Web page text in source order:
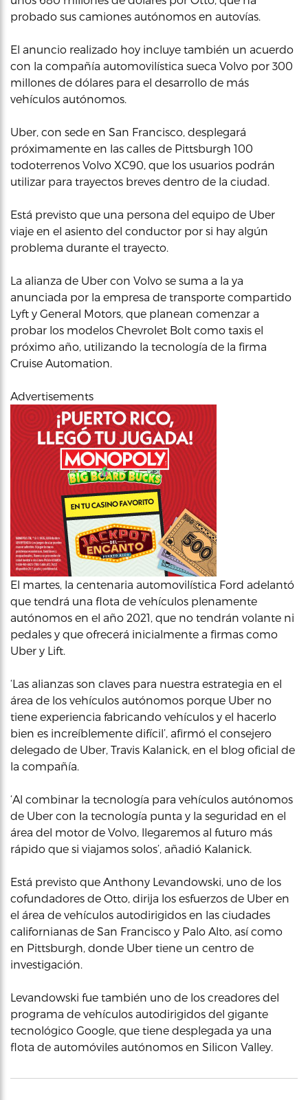
probado sus camiones autónomos en autovías.
El anuncio realizado hoy incluye también un acuerdo
con la compañía automovilística sueca Volvo por 300
millones de dólares para el desarrollo de más
vehículos autónomos.
Uber, con sede en San Francisco, desplegará
próximamente en las calles de Pittsburgh 100
todoterrenos Volvo XC90, que los usuarios podrán
utilizar para trayectos breves dentro de la ciudad.
Está previsto que una persona del equipo de Uber
viaje en el asiento del conductor por si hay algún
problema durante el trayecto.
La alianza de Uber con Volvo se suma a la ya
anunciada por la empresa de transporte compartido
Lyft y General Motors, que planean comenzar a
probar los modelos Chevrolet Bolt como taxis el
próximo año, utilizando la tecnología de la firma
Cruise Automation.
Advertisements
El martes, la centenaria automovilística Ford adelantó
que tendrá una flota de vehículos plenamente
autónomos en el año 2021, que no tendrán volante ni
pedales y que ofrecerá inicialmente a firmas como
Uber y Lift.
‘Las alianzas son claves para nuestra estrategia en el
área de los vehículos autónomos porque Uber no
tiene experiencia fabricando vehículos y el hacerlo
bien es increíblemente difícil’, afirmó el consejero
delegado de Uber, Travis Kalanick, en el blog oficial de
la compañía.
‘Al combinar la tecnología para vehículos autónomos
de Uber con la tecnología punta y la seguridad en el
área del motor de Volvo, llegaremos al futuro más
rápido que si viajamos solos’, añadió Kalanick.
Está previsto que Anthony Levandowski, uno de los
cofundadores de Otto, dirija los esfuerzos de Uber en
el área de vehículos autodirigidos en las ciudades
californianas de San Francisco y Palo Alto, así como
en Pittsburgh, donde Uber tiene un centro de
investigación.
Levandowski fue también uno de los creadores del
programa de vehículos autodirigidos del gigante
tecnológico Google, que tiene desplegada ya una
flota de automóviles autónomos en Silicon Valley.